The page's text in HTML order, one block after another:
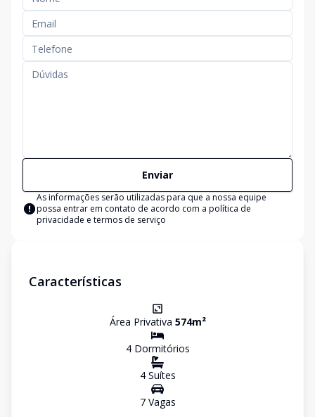
Enviar
As informações serão utilizadas para que a nossa equipe
possa entrar em contato de acordo com a política de
privacidade e termos de serviço
Características
Área Privativa 574m²
4Dormitórios
4Suítes
7Vagas